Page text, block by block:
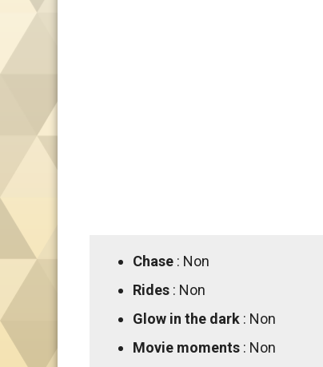
Chase : Non
Rides : Non
Glow in the dark : Non
Movie moments : Non